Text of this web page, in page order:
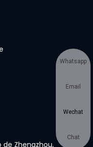
de Zhengzhou,
Whatsapp
Email
Wechat
Chat